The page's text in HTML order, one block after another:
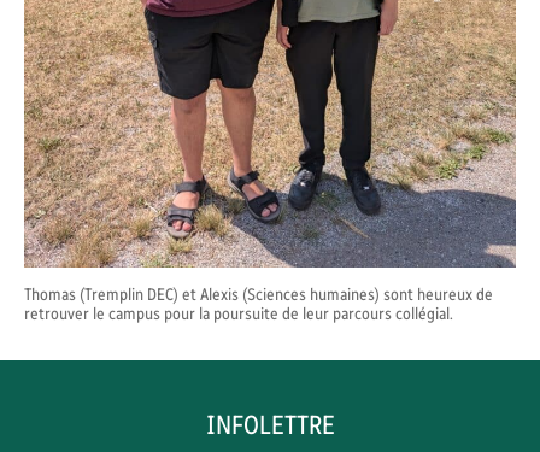
Thomas (Tremplin DEC) et Alexis (Sciences humaines) sont heureux de
retrouver le campus pour la poursuite de leur parcours collégial.
INFOLETTRE